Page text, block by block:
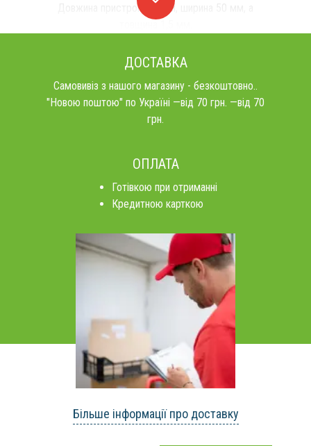
Довжина пристрою 75 мм, ширина 50 мм, а
ДОСТАВКА
Самовивіз з нашого магазину - безкоштовно..
"Новою поштою" по Україні —від 70 грн. —від 70
грн.
ОПЛАТА
Готівкою при отриманні
Кредитною карткою
Більше інформації про доставку